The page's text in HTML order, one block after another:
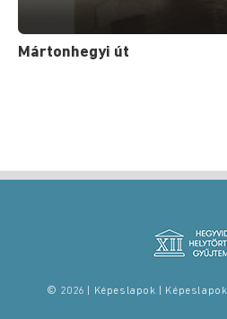
Mártonhegyi út
© 2026 | Képeslapok |